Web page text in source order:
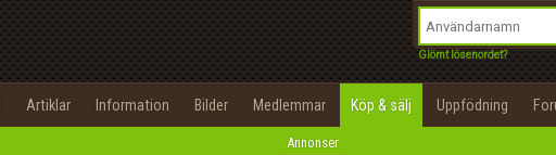
Glömt lösenordet?
Artiklar Information Bilder Medlemmar Köp & sälj Uppfödning
Annonser
Namn:
Beskrivning:
Alla Positiva Negativa
Utför
100%
OK
integritetspolicy
Namn:
Epost:
Begär nytt lösenord
Tillbaka till förstasidan